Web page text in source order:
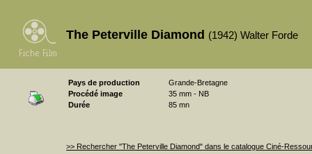
The Peterville Diamond (1942) Walter Forde
Pays de production
Grande-Bretagne
Procédé image
35 mm - NB
Durée
85 mn
>> Rechercher "The Peterville Diamond" dans le catalogue Ciné-